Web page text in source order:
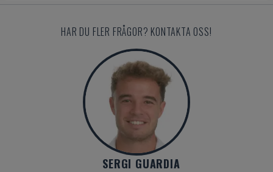
HAR DU FLER FRÅGOR? KONTAKTA OSS!
SERGI GUARDIA